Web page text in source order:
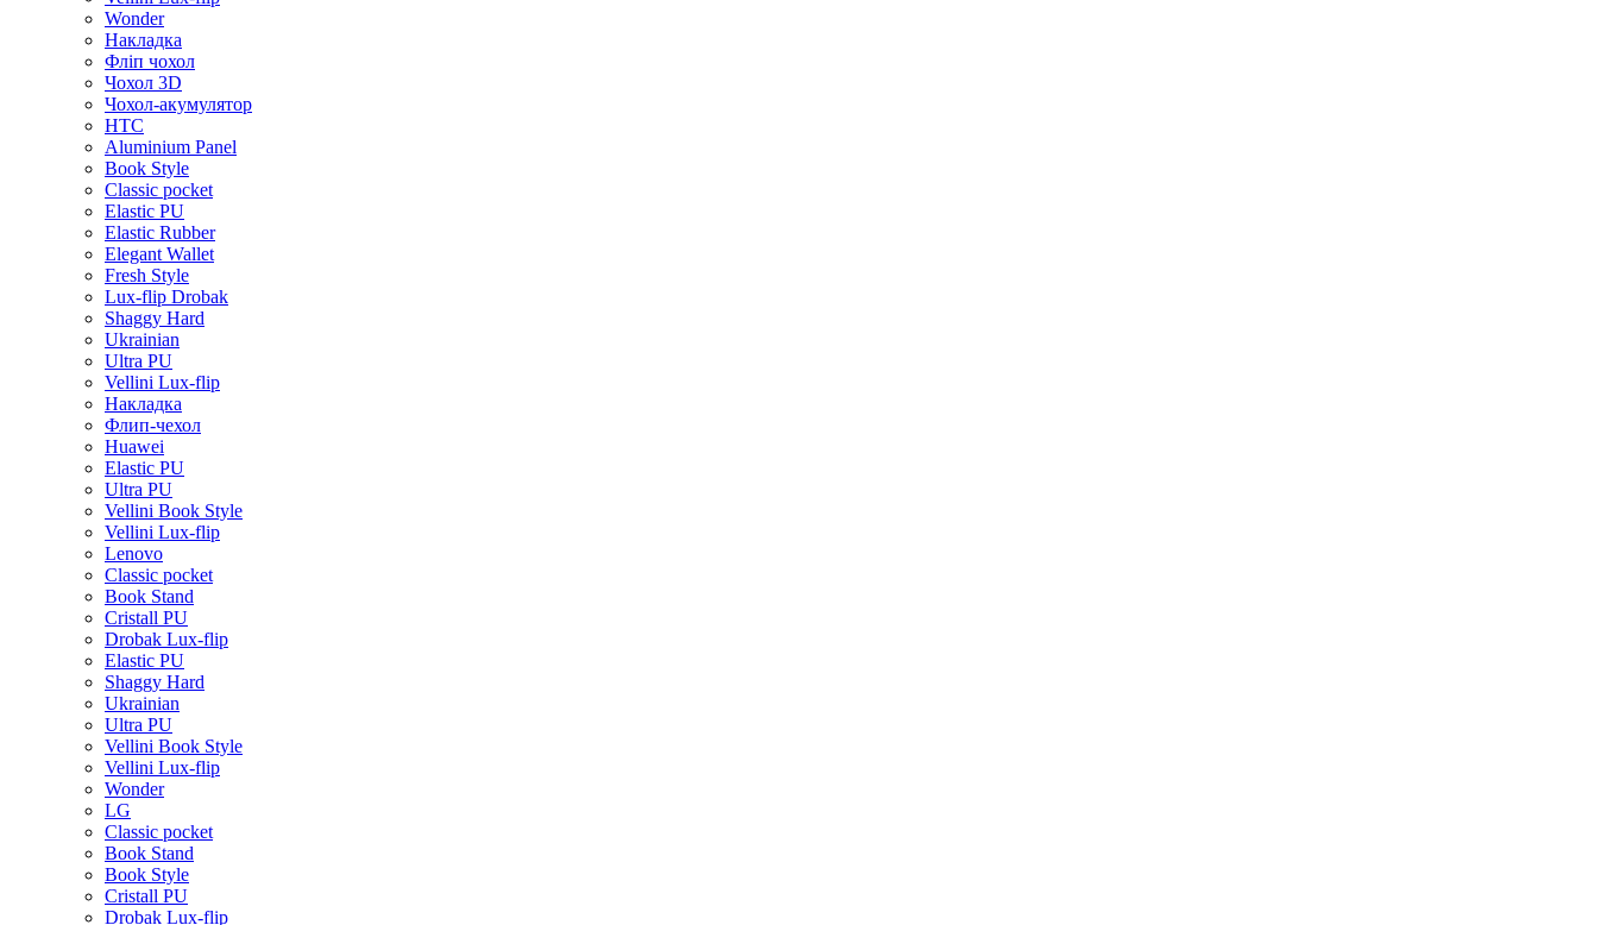
Wonder
Накладка
Фліп чохол
Чохол 3D
Чохол-акумулятор
HTC
Aluminium Panel
Book Style
Classic pocket
Elastic PU
Elastic Rubber
Elegant Wallet
Fresh Style
Lux-flip Drobak
Shaggy Hard
Ukrainian
Ultra PU
Vellini Lux-flip
Накладка
Флип-чехол
Huawei
Elastic PU
Ultra PU
Vellini Book Style
Vellini Lux-flip
Lenovo
Classic pocket
Book Stand
Cristall PU
Drobak Lux-flip
Elastic PU
Shaggy Hard
Ukrainian
Ultra PU
Vellini Book Style
Vellini Lux-flip
Wonder
LG
Classic pocket
Book Stand
Book Style
Cristall PU
Drobak Lux-flip